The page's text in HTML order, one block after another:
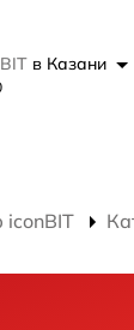
в Казани
iconBIT